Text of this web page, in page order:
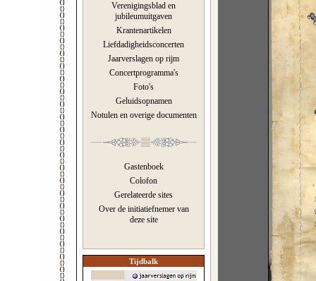
Verenigingsblad en
jubileumuitgaven
Krantenartikelen
Liefdadigheidsconcerten
Jaarverslagen op rijm
Concertprogramma's
Foto's
Geluidsopnamen
Notulen en overige documenten
Gastenboek
Colofon
Gerelateerde sites
Over de initiatiefnemer van
deze site
Tijdbalk